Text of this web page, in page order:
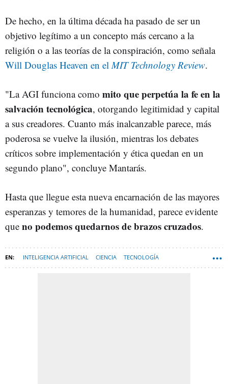
De hecho, en la última década ha pasado de ser un
objetivo legítimo a un concepto más cercano a la
religión o a las teorías de la conspiración, como señala
Will Douglas Heaven en el MIT Technology Review.
"La AGI funciona como mito que perpetúa la fe en la
salvación tecnológica, otorgando legitimidad y capital
a sus creadores. Cuanto más inalcanzable parece, más
poderosa se vuelve la ilusión, mientras los debates
críticos sobre implementación y ética quedan en un
segundo plano", concluye Mantarás.
Hasta que llegue esta nueva encarnación de las mayores
esperanzas y temores de la humanidad, parece evidente
que no podemos quedarnos de brazos cruzados.
INTELIGENCIA ARTIFICIAL CIENCIA TECNOLOGÍA